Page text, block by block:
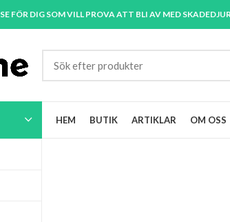
FÖR DIG SOM VILL PROVA ATT BLI AV MED
HEM BUTIK ARTIKLAR OM OSS